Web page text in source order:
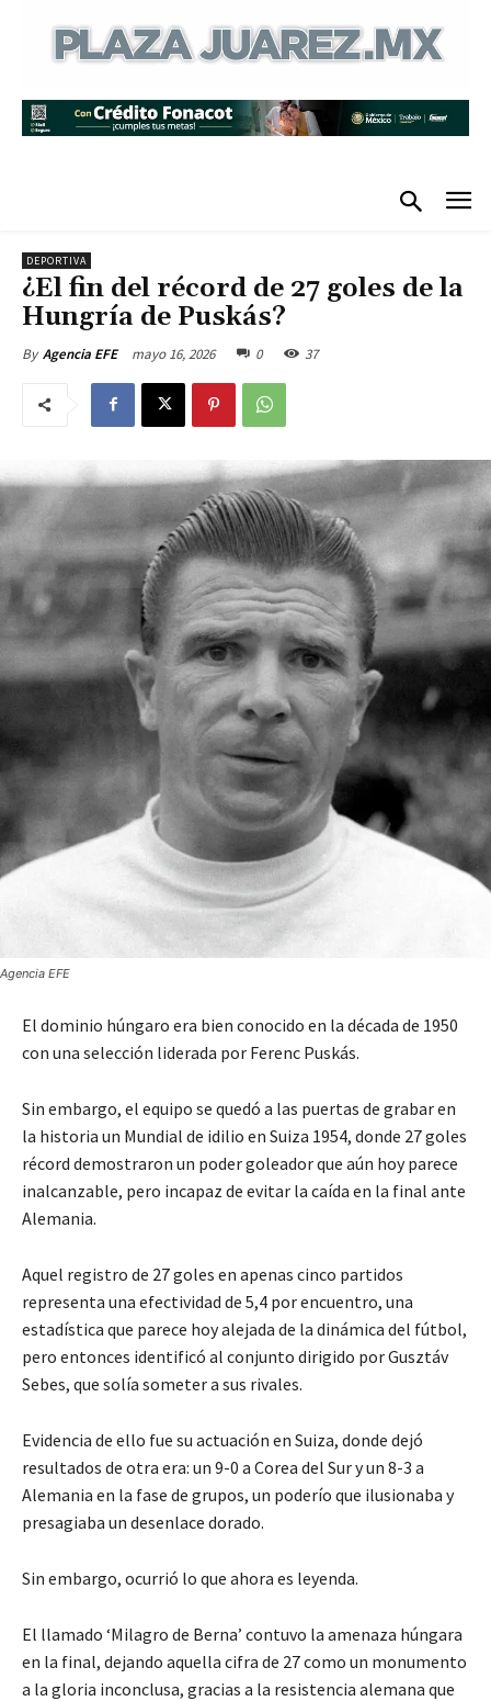
DEPORTIVA
¿El fin del récord de 27 goles de la
Hungría de Puskás?
By Agencia EFE mayo 16, 2026 0 37
Agencia EFE
El dominio húngaro era bien conocido en la década de 1950
con una selección liderada por Ferenc Puskás.
Sin embargo, el equipo se quedó a las puertas de grabar en
la historia un Mundial de idilio en Suiza 1954, donde 27 goles
récord demostraron un poder goleador que aún hoy parece
inalcanzable, pero incapaz de evitar la caída en la final ante
Alemania.
Aquel registro de 27 goles en apenas cinco partidos
representa una efectividad de 5,4 por encuentro, una
estadística que parece hoy alejada de la dinámica del fútbol,
pero entonces identificó al conjunto dirigido por Gusztáv
Sebes, que solía someter a sus rivales.
Evidencia de ello fue su actuación en Suiza, donde dejó
resultados de otra era: un 9-0 a Corea del Sur y un 8-3 a
Alemania en la fase de grupos, un poderío que ilusionaba y
presagiaba un desenlace dorado.
Sin embargo, ocurrió lo que ahora es leyenda.
El llamado ‘Milagro de Berna’ contuvo la amenaza húngara
en la final, dejando aquella cifra de 27 como un monumento
a la gloria inconclusa, gracias a la resistencia alemana que